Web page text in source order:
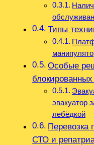
Типы
Особые
блокированных
эвакуатор
лебёдкой
Перевозка
СТО и